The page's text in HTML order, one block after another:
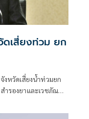
เสี่ยงท่วม ยก
หวัดเสี่ยงน้ำท่วมยก
ำรองยาและเวชภัณฑ์